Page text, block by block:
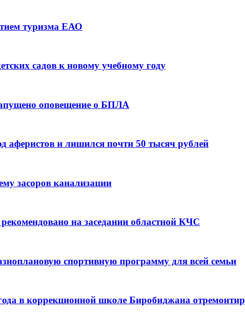
туризма ЕАО
садов к новому учебному году
оповещение о БПЛА
аферистов и лишился почти 50 тысяч рублей
засоров канализации
на заседании областной КЧС
спортивную программу для всей семьи
в коррекционной школе Биробиджана